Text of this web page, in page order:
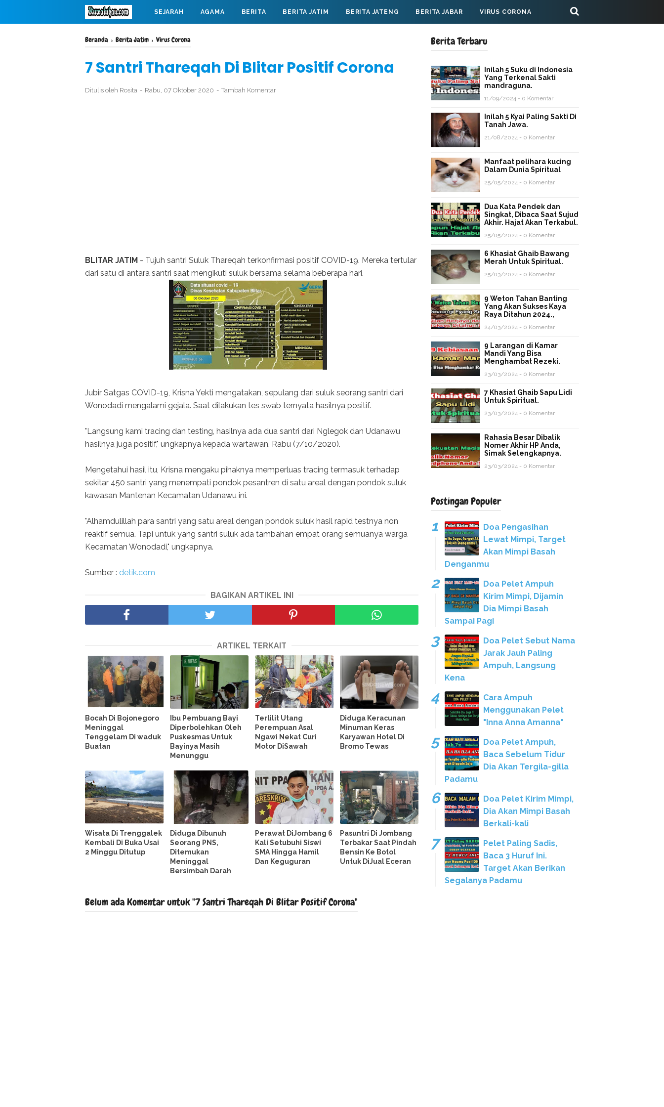
SEJARAH AGAMA BERITA BERITA JATIM BERITA JATENG BERITA JABAR VIRUS CORONA
MAHABARATA
Beranda › Berita Jatim › Virus Corona
7 Santri Thareqah Di Blitar Positif Corona
Ditulis oleh Rosita Rabu, 07 Oktober 2020 Tambah Komentar
BLITAR JATIM - Tujuh santri Suluk Thareqah terkonfirmasi positif COVID-19. Mereka tertular
dari satu di antara santri saat mengikuti suluk bersama selama beberapa hari.
Jubir Satgas COVID-19, Krisna Yekti mengatakan, sepulang dari suluk seorang santri dari
Wonodadi mengalami gejala. Saat dilakukan tes swab ternyata hasilnya positif.
"Langsung kami tracing dan testing, hasilnya ada dua santri dari Nglegok dan Udanawu
hasilnya juga positif," ungkapnya kepada wartawan, Rabu (7/10/2020).
Mengetahui hasil itu, Krisna mengaku pihaknya memperluas tracing termasuk terhadap
sekitar 450 santri yang menempati pondok pesantren di satu areal dengan pondok suluk
kawasan Mantenan Kecamatan Udanawu ini.
"Alhamdulillah para santri yang satu areal dengan pondok suluk hasil rapid testnya non
reaktif semua. Tapi untuk yang santri suluk ada tambahan empat orang semuanya warga
Kecamatan Wonodadi," ungkapnya.
Sumber : detik.com
BAGIKAN ARTIKEL INI
ARTIKEL TERKAIT
Bocah Di Bojonegoro
Meninggal
Tenggelam Di waduk
Buatan
Ibu Pembuang Bayi
Diperbolehkan Oleh
Puskesmas Untuk
Bayinya Masih
Menunggu
Terlilit Utang
Perempuan Asal
Ngawi Nekat Curi
Motor DiSawah
Diduga Keracunan
Minuman Keras
Karyawan Hotel Di
Bromo Tewas
Wisata Di Trenggalek
Kembali Di Buka Usai
2 Minggu Ditutup
Diduga Dibunuh
Seorang PNS,
Ditemukan
Meninggal
Bersimbah Darah
Perawat DiJombang 6
Kali Setubuhi Siswi
SMA Hingga Hamil
Dan Keguguran
Pasuntri Di Jombang
Terbakar Saat Pindah
Bensin Ke Botol
Untuk DiJual Eceran
Belum ada Komentar untuk "7 Santri Thareqah Di Blitar Positif Corona"
Berita Terbaru
Inilah 5 Suku di Indonesia
Yang Terkenal Sakti
mandraguna.
11/09/2024 - 0 Komentar
Inilah 5 Kyai Paling Sakti Di
Tanah Jawa.
21/08/2024 - 0 Komentar
Manfaat pelihara kucing
Dalam Dunia Spiritual
25/05/2024 - 0 Komentar
Dua Kata Pendek dan
Singkat, Dibaca Saat Sujud
Akhir. Hajat Akan Terkabul.
25/05/2024 - 0 Komentar
6 Khasiat Ghaib Bawang
Merah Untuk Spiritual.
25/03/2024 - 0 Komentar
9 Weton Tahan Banting
Yang Akan Sukses Kaya
Raya Ditahun 2024.,
24/03/2024 - 0 Komentar
9 Larangan di Kamar
Mandi Yang Bisa
Menghambat Rezeki.
23/03/2024 - 0 Komentar
7 Khasiat Ghaib Sapu Lidi
Untuk Spiritual.
23/03/2024 - 0 Komentar
Rahasia Besar Dibalik
Nomer Akhir HP Anda,
Simak Selengkapnya.
23/03/2024 - 0 Komentar
Postingan Populer
Doa Pengasihan
Lewat Mimpi, Target
Akan Mimpi Basah
Denganmu
Doa Pelet Ampuh
Kirim Mimpi, Dijamin
Dia Mimpi Basah
Sampai Pagi
Doa Pelet Sebut Nama
Jarak Jauh Paling
Ampuh, Langsung
Kena
Cara Ampuh
Menggunakan Pelet
"Inna Anna Amanna"
Doa Pelet Ampuh,
Baca Sebelum Tidur
Dia Akan Tergila-gilla
Padamu
Doa Pelet Kirim Mimpi,
Dia Akan Mimpi Basah
Berkali-kali
Pelet Paling Sadis,
Baca 3 Huruf Ini.
Target Akan Berikan
Segalanya Padamu